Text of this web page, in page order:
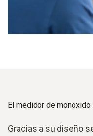
El medidor de
Gracias a su diseño